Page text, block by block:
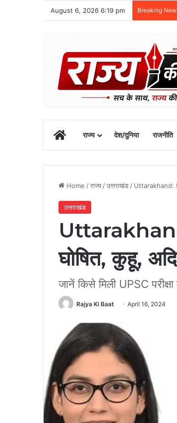
August 6, 2026 6:19 pm Breaking
Homeराज्य देश/दुनिया राजनीति
Home /राज्य /उत्तराखंड / Uttarakhand:
उत्तराखंड
घोषित, कुहू,
जानें किसे मिली UPSC
Rajya Ki Baat April 16, 2024